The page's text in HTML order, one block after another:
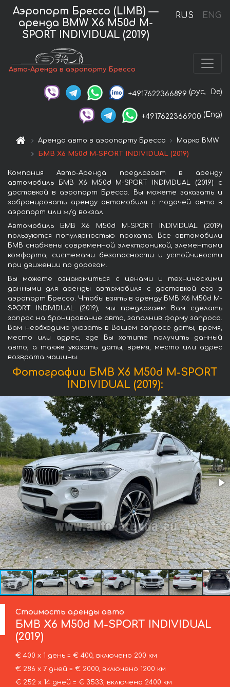
RUS ENG
Аэропорт Брессо (LIMB) —
аренда BMW X6 M50d M-
SPORT INDIVIDUAL (2019)
Авто-Аренда в аэропорту Брессо
+4917622366899 (рус, De)
+4917622366900 (Eng)
Аренда авто в аэропорту Брессо
Марка BMW
БМВ X6 M50d M-SPORT INDIVIDUAL (2019)
Компания Авто-Аренда предлагает в аренду
автомобиль БМВ X6 M50d M-SPORT INDIVIDUAL (2019) с
доставкой в аэропорт Брессо. Вы можете заказать и
забронировать аренду автомобиля с подачей авто в
аэропорт или ж/д вокзал.
Автомобиль БМВ X6 M50d M-SPORT INDIVIDUAL (2019)
пользуются популярностью проката. Все автомобили
БМВ снабжены современной электроникой, элементами
комфорта, системами безопасности и устойчивости
при движении по дорогам.
Вы можете ознакомиться с ценами и техническими
данными для аренды автомобиля с доставкой его в
аэропорт Брессо. Чтобы взять в аренду БМВ X6 M50d M-
SPORT INDIVIDUAL (2019), мы предлагаем Вам сделать
запрос на бронирование авто, заполнив форму запроса.
Вам необходимо указать в Вашем запросе даты, время,
место или адрес, где Вы хотите получить данный
авто, а также указать даты, время, место или адрес
возврата машины.
Фотографии БМВ X6 M50d M-SPORT
INDIVIDUAL (2019):
Стоимость аренды авто
БМВ X6 M50d M-SPORT INDIVIDUAL
(2019)
€ 400 х 1 день = € 400, включено 200 км
€ 286 х 7 дней = € 2000, включено 1200 км
€ 252 х 14 дней = € 3533, включено 2400 км